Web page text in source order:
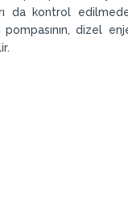
da kontrol
dizel